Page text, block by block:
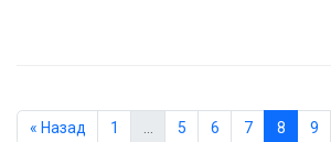
« Назад 1 … 5 6 7 8 9